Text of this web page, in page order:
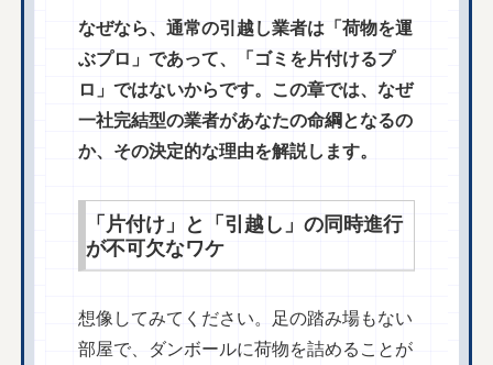
なぜなら、通常の引越し業者は「荷物を運
ぶプロ」であって、「ゴミを片付けるプ
ロ」ではないからです。この章では、なぜ
一社完結型の業者があなたの命綱となるの
か、その決定的な理由を解説します。
「片付け」と「引越し」の同時進行
が不可欠なワケ
想像してみてください。足の踏み場もない
部屋で、ダンボールに荷物を詰めることが